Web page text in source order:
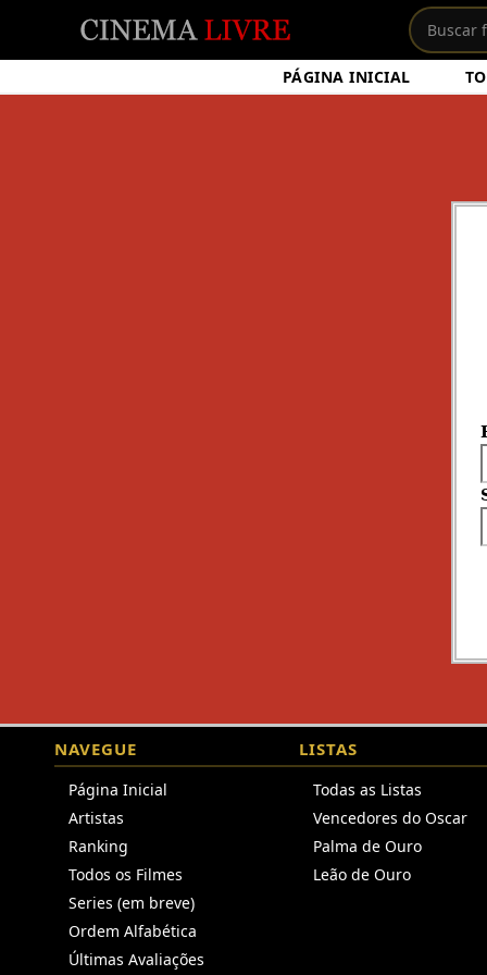
PÁGINA INICIAL
NAVEGUE
Página Inicial
Artistas
Ranking
Todos os Filmes
Series (em breve)
Ordem Alfabética
Últimas Avaliações
LISTAS
Todas as Listas
Vencedores do Oscar
Palma de Ouro
Leão de Ouro